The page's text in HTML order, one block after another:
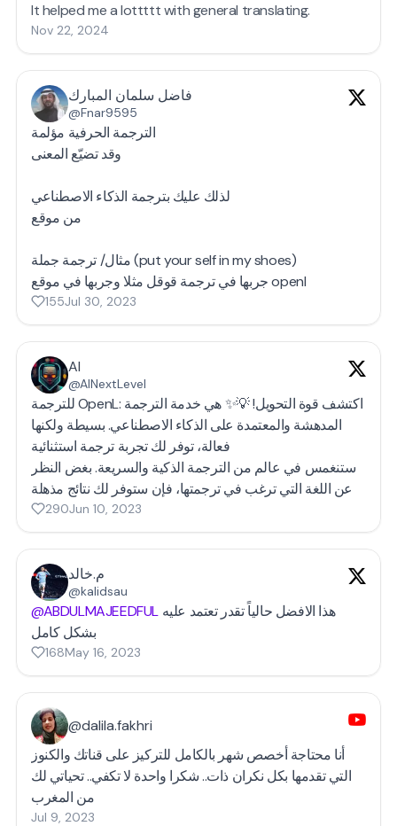
It helped me a lottttt with general translating.
Nov 22, 2024
فاضل سلمان المبارك
@Fnar9595
الترجمة الحرفية مؤلمة
وقد تضيّع المعنى
لذلك عليك بترجمة الذكاء الاصطناعي
من موقع
مثال/ ترجمة جملة (put your self in my shoes)
جربها في ترجمة قوقل مثلا وجربها في موقع openl
155Jul 30, 2023
AI
@AINextLevel
للترجمة OpenL: اكتشف قوة التحويل! 💡✨ هي خدمة الترجمة
المدهشة والمعتمدة على الذكاء الاصطناعي. بسيطة ولكنها
فعالة، توفر لك تجربة ترجمة استثنائية
ستنغمس في عالم من الترجمة الذكية والسريعة. بغض النظر
290Jun 10, 2023
م.خالد
@kalidsau
@ABDULMAJEEDFUL
بشكل كامل
168May 16, 2023
@dalila.fakhri
أنا محتاجة أخصص شهر بالكامل للتركيز على قناتك والكنوز
التي تقدمها بكل نكران ذات.. شكرا واحدة لا تكفي.. تحياتي لك
من المغرب
Jul 9, 2023